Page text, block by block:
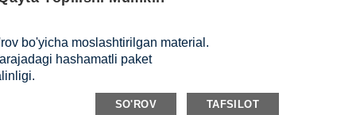
qalinligi va bosma rangi asosida
30% dastlabki to'lov + jo'natishdan oldin 70%
10 ~ 13 kun.
bo'yicha moslashtirilgan material.
hashamatli paket
dizaynlarni chop etish.
SO'ROV TAFSILOT